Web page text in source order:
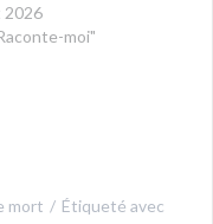
2026
moi"
mort
Étiqueté avec